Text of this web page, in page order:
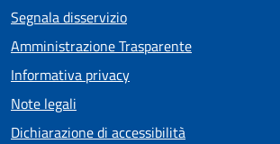
Segnala disservizio
Amministrazione Trasparente
Informativa privacy
Note legali
Dichiarazione di accessibilità